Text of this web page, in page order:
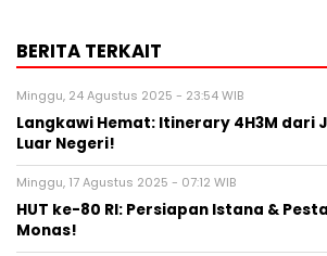
BERITA TERKAIT
Minggu, 24 Agustus 2025 - 23:54 WIB
Langkawi Hemat: Itinerary 4H3M dari
Luar Negeri!
Minggu, 17 Agustus 2025 - 07:12 WIB
HUT ke-80 RI: Persiapan Istana &
Monas!